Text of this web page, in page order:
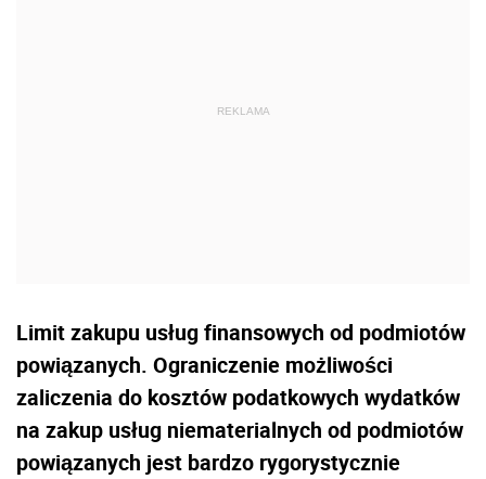
Limit zakupu usług finansowych od podmiotów
powiązanych. Ograniczenie możliwości
zaliczenia do kosztów podatkowych wydatków
na zakup usług niematerialnych od podmiotów
powiązanych jest bardzo rygorystycznie